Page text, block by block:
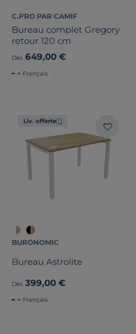
C.PRO PAR CAMIF
Bureau complet Gregory
retour 120 cm
Dès 649,00 €
Français
Liv. offerte
BURONOMIC
Bureau Astrolite
Dès 399,00 €
Français